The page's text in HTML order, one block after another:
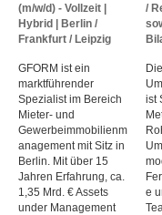
(m/w/d) - Vollzeit |
Hybrid | Berlin /
Frankfurt / Leipzig
GFORM ist ein
marktführender
Spezialist im Bereich
Mieter- und
Gewerbeimmobilienm
anagement mit Sitz in
Berlin. Mit über 15
Jahren Erfahrung, ca.
1,35 Mrd. € Assets
under Management
/
ist
e